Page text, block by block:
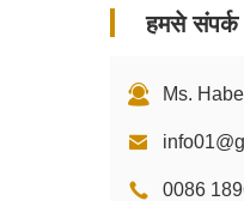
हमसे
Ms.
0086